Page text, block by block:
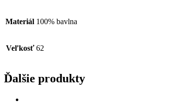
Materiál 100% bavlna
Veľkosť 62
Ďalšie produkty